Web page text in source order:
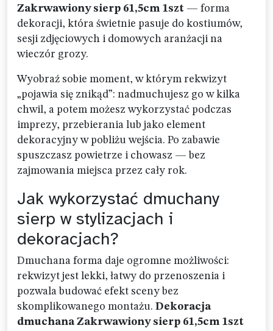
Zakrwawiony sierp 61,5cm 1szt — forma
dekoracji, która świetnie pasuje do kostiumów,
sesji zdjęciowych i domowych aranżacji na
wieczór grozy.
Wyobraź sobie moment, w którym rekwizyt
„pojawia się znikąd”: nadmuchujesz go w kilka
chwil, a potem możesz wykorzystać podczas
imprezy, przebierania lub jako element
dekoracyjny w pobliżu wejścia. Po zabawie
spuszczasz powietrze i chowasz — bez
zajmowania miejsca przez cały rok.
Jak wykorzystać dmuchany
sierp w stylizacjach i
dekoracjach?
Dmuchana forma daje ogromne możliwości:
rekwizyt jest lekki, łatwy do przenoszenia i
pozwala budować efekt sceny bez
skomplikowanego montażu. Dekoracja
dmuchana Zakrwawiony sierp 61,5cm 1szt